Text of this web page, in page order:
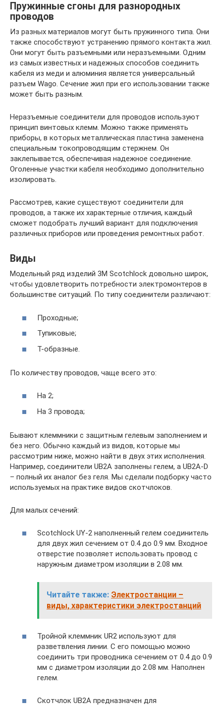
Пружинные сгоны для разнородных
проводов
Из разных материалов могут быть пружинного типа. Они
также способствуют устранению прямого контакта жил.
Они могут быть разъемными или неразъемными. Одним
из самых известных и надежных способов соединить
кабеля из меди и алюминия является универсальный
разъем Wago. Сечение жил при его использовании также
может быть разным.
Неразъемные соединители для проводов используют
принцип винтовых клемм. Можно также применять
приборы, в которых металлическая пластина заменена
специальным токопроводящим стержнем. Он
заклепывается, обеспечивая надежное соединение.
Оголенные участки кабеля необходимо дополнительно
изолировать.
Рассмотрев, какие существуют соединители для
проводов, а также их характерные отличия, каждый
сможет подобрать лучший вариант для подключения
различных приборов или проведения ремонтных работ.
Виды
Модельный ряд изделий 3M Scotchlock довольно широк,
чтобы удовлетворить потребности электромонтеров в
большинстве ситуаций. По типу соединители различают:
Проходные;
Тупиковые;
Т-образные.
По количеству проводов, чаще всего это:
На 2;
На 3 провода;
Бывают клеммники с защитным гелевым заполнением и
без него. Обычно каждый из видов, которые мы
рассмотрим ниже, можно найти в двух этих исполнения.
Например, соединители UB2A заполнены гелем, а UB2A-D
– полный их аналог без геля. Мы сделали подборку часто
используемых на практике видов скотчлоков.
Для малых сечений:
Scotchlock UY-2 наполненный гелем соединитель
для двух жил сечением от 0.4 до 0.9 мм. Входное
отверстие позволяет использовать провод с
наружным диаметром изоляции в 2.08 мм.
Читайте также: Электростанции –
виды, характеристики электростанций
Тройной клеммник UR2 используют для
разветвления линии. С его помощью можно
соединить три проводника сечением от 0.4 до 0.9
мм с диаметром изоляции до 2.08 мм. Наполнен
гелем.
Скотчлок UB2A предназначен для